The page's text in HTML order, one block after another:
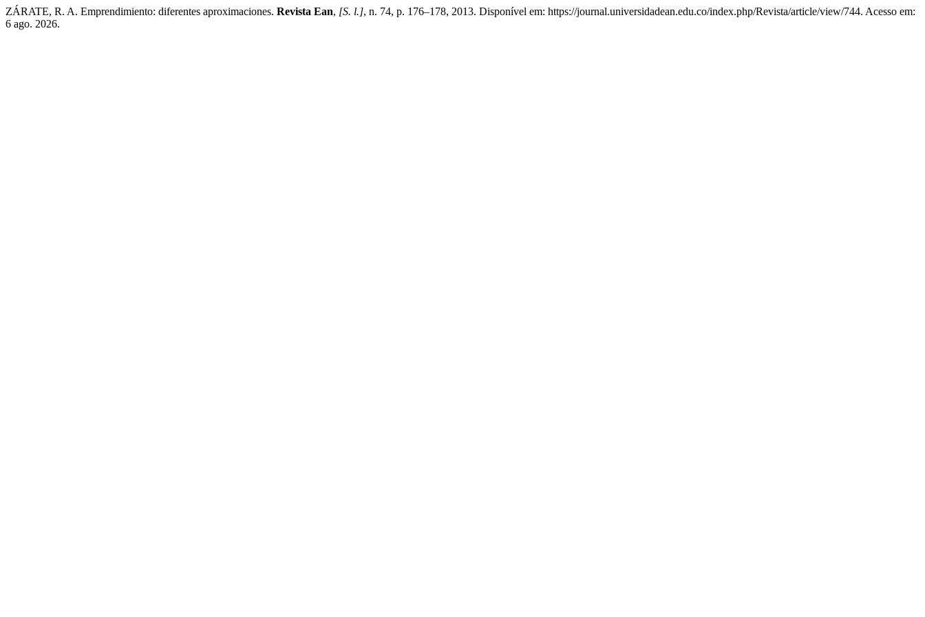
ZÁRATE, R. A. Emprendimiento: diferentes aproximaciones. Revista Ean, [S. l.], n. 74, p. 176–178, 2013. Disponível em: https://journal.universidadean.edu.co/index.php/Revista/article/view/744. Acesso em:
6 ago. 2026.